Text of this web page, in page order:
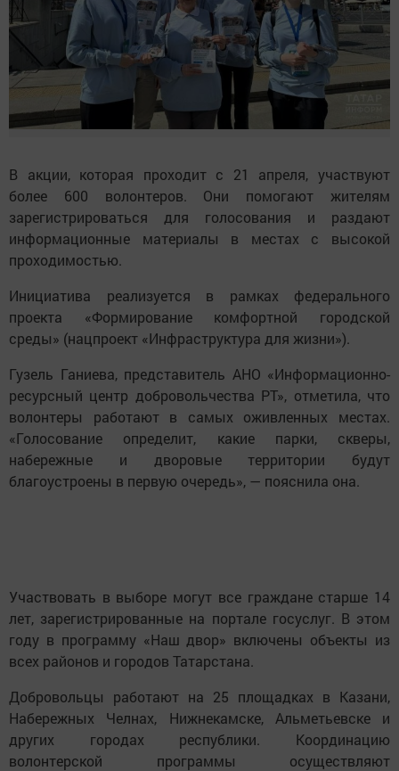
В акции, которая проходит с 21 апреля, участвуют
более 600 волонтеров. Они помогают жителям
зарегистрироваться для голосования и раздают
информационные материалы в местах с высокой
проходимостью.
Инициатива реализуется в рамках федерального
проекта «Формирование комфортной городской
среды» (нацпроект «Инфраструктура для жизни»).
Гузель Ганиева, представитель АНО «Информационно-
ресурсный центр добровольчества РТ», отметила, что
волонтеры работают в самых оживленных местах.
«Голосование определит, какие парки, скверы,
набережные и дворовые территории будут
благоустроены в первую очередь», — пояснила она.
Участвовать в выборе могут все граждане старше 14
лет, зарегистрированные на портале госуслуг. В этом
году в программу «Наш двор» включены объекты из
всех районов и городов Татарстана.
Добровольцы работают на 25 площадках в Казани,
Набережных Челнах, Нижнекамске, Альметьевске и
других городах республики. Координацию
волонтерской программы осуществляют